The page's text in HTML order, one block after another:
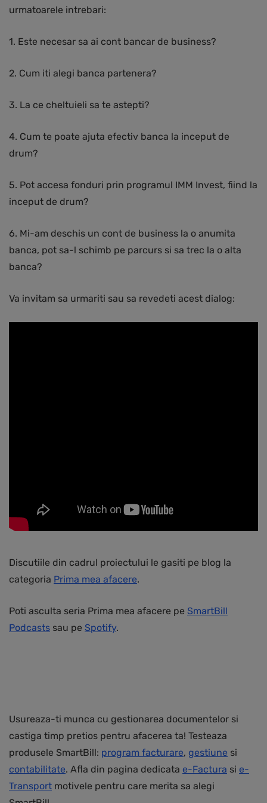
urmatoarele intrebari:
1. Este necesar sa ai cont bancar de business?
2. Cum iti alegi banca partenera?
3. La ce cheltuieli sa te astepti?
4. Cum te poate ajuta efectiv banca la inceput de
drum?
5. Pot accesa fonduri prin programul IMM Invest, fiind la
inceput de drum?
6. Mi-am deschis un cont de business la o anumita
banca, pot sa-l schimb pe parcurs si sa trec la o alta
banca?
Va invitam sa urmariti sau sa revedeti acest dialog:
Discutiile din cadrul proiectului le gasiti pe blog la
categoria Prima mea afacere.
Poti asculta seria Prima mea afacere pe SmartBill
Podcasts sau pe Spotify.
Usureaza-ti munca cu gestionarea documentelor si
castiga timp pretios pentru afacerea ta! Testeaza
produsele SmartBill: program facturare, gestiune si
contabilitate. Afla din pagina dedicata e-Factura si e-
Transport motivele pentru care merita sa alegi